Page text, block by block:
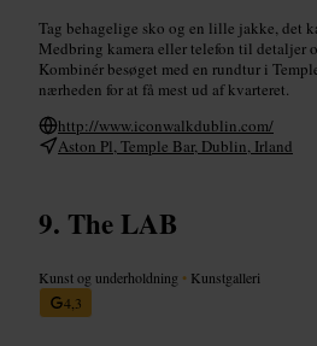
Tag behagelige sko og en lille jakke, det
Medbring kamera eller telefon til detaljer
Kombinér besøget med en rundtur i
nærheden for at få mest ud af kvarteret.
http://www.iconwalkdublin.com/
Aston Pl, Temple Bar, Dublin, Irland
The LAB
Kunst og underholdning • Kunstgalleri
4,3